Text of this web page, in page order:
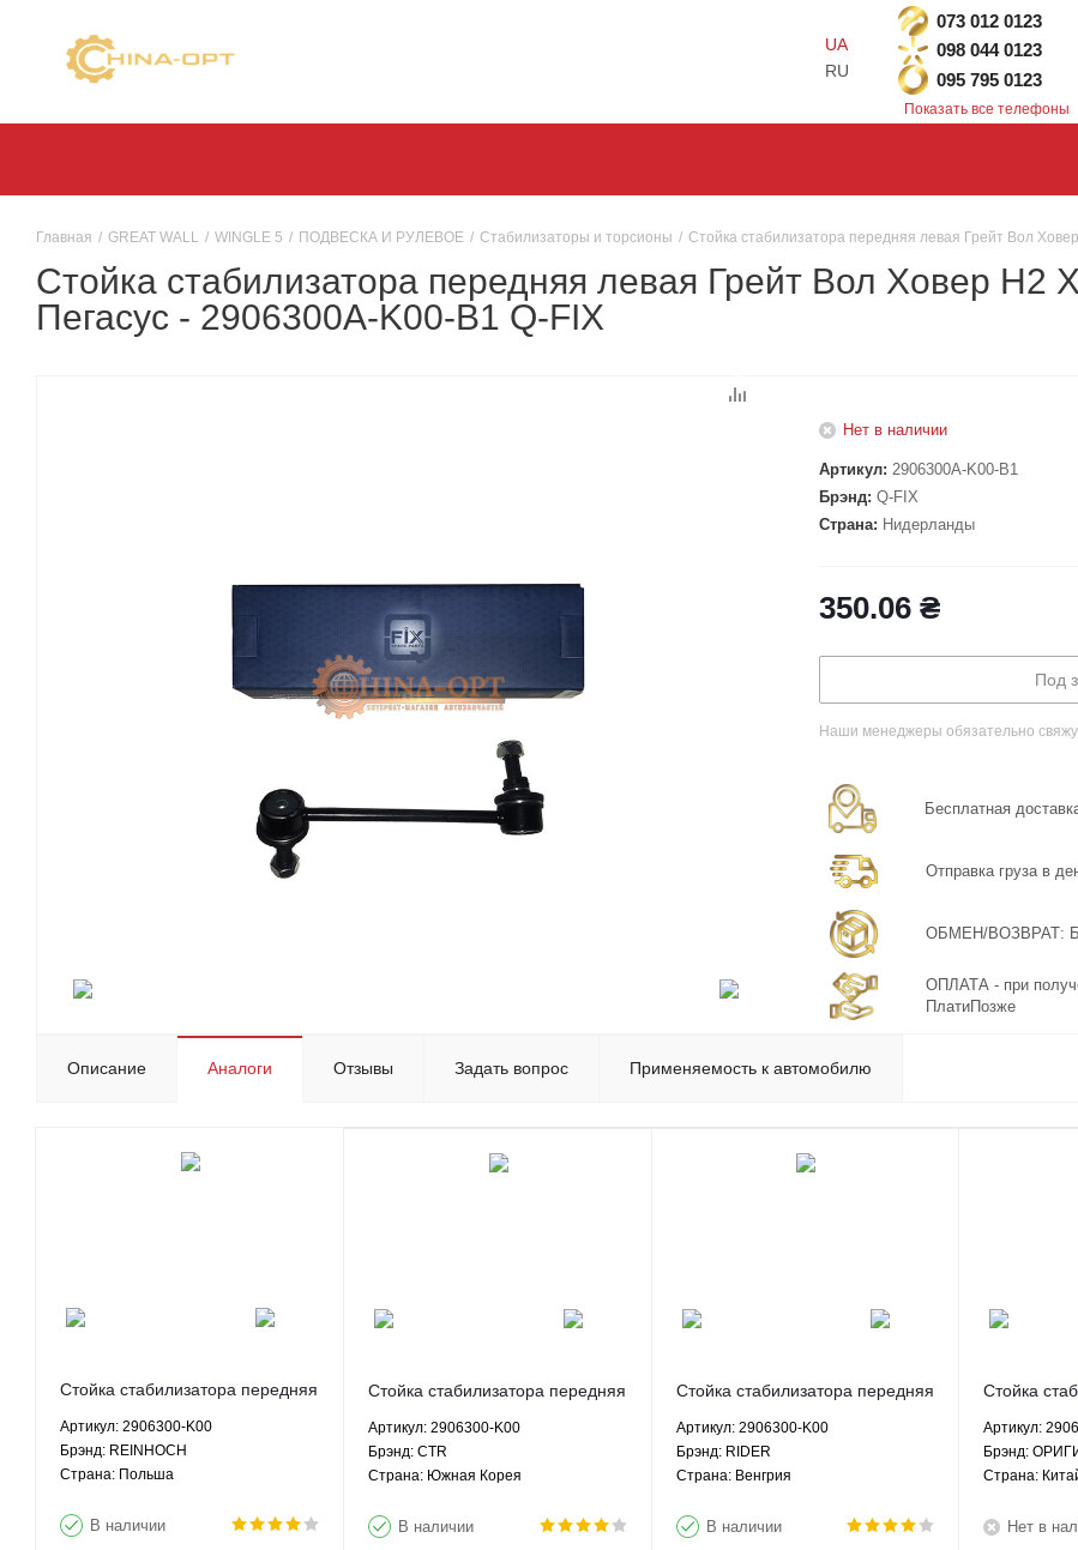
UA
RU
073 012 0123
098 044 0123
095 795 0123
Показать все телефоны
Главная / GREAT WALL / WINGLE 5 / ПОДВЕСКА И РУЛЕВОЕ / Стабилизаторы и торсионы / Стойка стабилизатора передняя левая Грейт Вол
Стойка стабилизатора передняя левая Грейт Вол Ховер
Пегасус - 2906300A-K00-B1 Q-FIX
Нет в наличии
Артикул: 2906300A-K00-B1
Брэнд: Q-FIX
Страна: Нидерланды
350.06 ₴
Под
Наши менеджеры обязательно
Бесплатная
Отправка груза в
ОБМЕН/ВОЗВРАТ:
ОПЛАТА - при
ПлатиПозже
Описание Аналоги Отзывы Задать вопрос Применяемость к автомобилю
Стойка стабилизатора передняя
Хавал Н3 H5 Сейф Ф1 Вингл
Пегасус - 2906300-K00
REINHOCH
Артикул: 2906300-K00
Брэнд: REINHOCH
Страна: Польша
В наличии
Стойка стабилизатора передняя
Хавал Н3 H5 Сейф Ф1 Вингл
Пегасус - 2906300-K00 CTR
Артикул: 2906300-K00
Брэнд: CTR
Страна: Южная Корея
В наличии
Стойка стабилизатора передняя
Хавал Н3 H5 Сейф Ф1 Вингл
Пегасус - 2906300-K00 RIDER
Артикул: 2906300-K00
Брэнд: RIDER
Страна: Венгрия
В наличии
Стойка
Хавал Н3
Пегасус -
ОРИГИНАЛ
Артикул:
Брэнд:
Страна:
Нет в